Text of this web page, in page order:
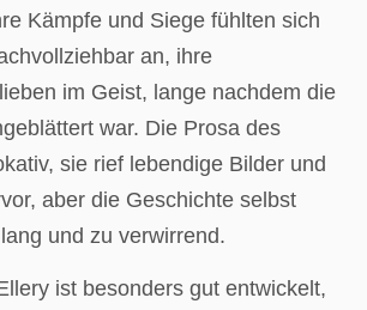
Kämpfe und Siege fühlten sich
an, ihre
im Geist, lange nachdem die
war. Die Prosa des
sie rief lebendige Bilder und
aber die Geschichte selbst
und zu verwirrend.
ist besonders gut entwickelt,